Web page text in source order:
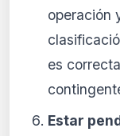
operación
es
Estar